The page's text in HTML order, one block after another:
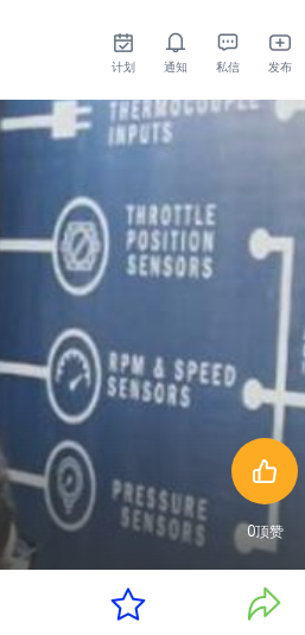
计划 通知 私信 发布
0顶赞